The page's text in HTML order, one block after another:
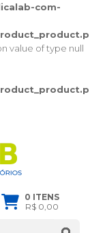
com-
value of type null
0 ITENS
R$ 0,00